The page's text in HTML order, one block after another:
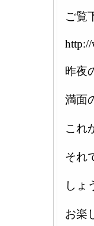
ご覧
昨夜
満面
これ
それ
しょ
お楽